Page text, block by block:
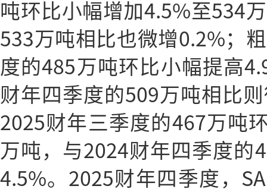
吨环比小幅增加4.5%至534
533万吨相比也微增0.2%；
度的485万吨环比小幅提高
财年四季度的509万吨相比
2025财年三季度的467万吨
万吨，与2024财年四季度的
4.5%。2025财年四季度，